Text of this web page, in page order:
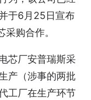
于6月25日宣布
购合作。
芯厂安普瑞斯采
产（涉事的两批
工厂在生产环节